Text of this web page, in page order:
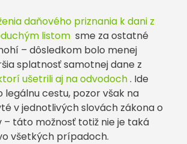
daňového priznania k dani z
listom sme za ostatné
– dôsledkom bolo menej
splatnosť samotnej dane z
ušetrili aj na odvodoch. Ide
legálnu cestu, pozor však na
v jednotlivých slovách zákona o
– táto možnosť totiž nie je taká
všetkých prípadoch.